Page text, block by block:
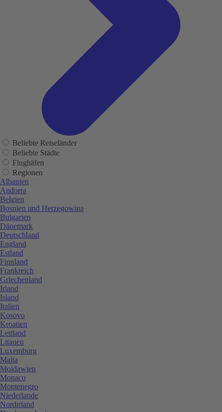
Beliebte Reiseländer
Beliebte Städte
Flughäfen
Regionen
Albanien
Andorra
Belgien
Bosnien und Herzegowina
Bulgarien
Dänemark
Deutschland
England
Estland
Finnland
Frankreich
Griechenland
Irland
Island
Italien
Kosovo
Kroatien
Lettland
Litauen
Luxemburg
Malta
Moldawien
Monaco
Montenegro
Niederlande
Nordirland